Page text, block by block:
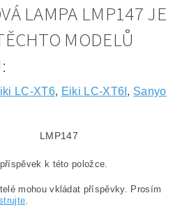
LAMPA LMP147 JE
MODELŮ
LC-XT6, Eiki LC-XT6I , Sanyo
LMP147
k této položce.
mohou vkládat příspěvky. Prosím
.